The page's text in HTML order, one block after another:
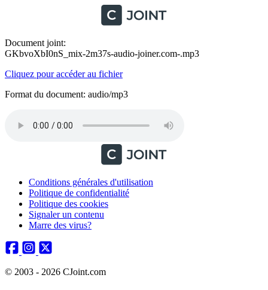
Document joint:
GKbvoXbI0nS_mix-2m37s-audio-joiner.com-.mp3
Cliquez pour accéder au fichier
Format du document: audio/mp3
Conditions générales d'utilisation
Politique de confidentialité
Politique des cookies
Signaler un contenu
Marre des virus?
© 2003 - 2026 CJoint.com